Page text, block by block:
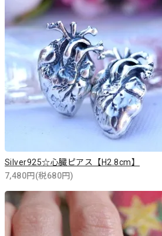
Silver925☆心臓ピアス【H2.8cm】
7,480円(税680円)